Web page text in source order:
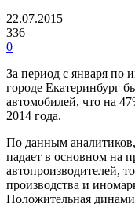
22.07.2015
336
0
За период с января по
городе Екатеринбург
автомобилей, что на
2014 года.
По данным
падает в основном на
автопроизводителей,
производства и
Положительная